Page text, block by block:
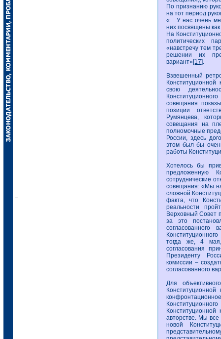
По признанию
на тот период
«... У нас очень
них посвящены
На
политических
«навстречу тем
решении их
вариант»[17].
Взвешенный
свою
совещания
позиции
Румянцева,
совещания на
полномочные
России, здесь
этом был бы
работы
Хотелось бы
предложенную
сотруднические
совещания: «Мы
сложной
факта, что
реальности
Верховный Совет
за это
согласованного
тогда же, 4
согласования
Президенту
комиссии –
согласованного
Для
авторстве. Мы
новой